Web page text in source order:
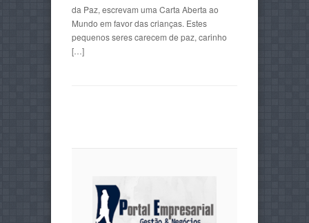
da Paz, escrevam uma Carta Aberta ao
Mundo em favor das crianças. Estes
pequenos seres carecem de paz, carinho
[…]